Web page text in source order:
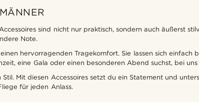
sind nicht nur praktisch, sondern auch äußerst
Note.
hervorragenden Tragekomfort. Sie lassen sich einfach
eine Gala oder einen besonderen Abend suchst, bei
Mit diesen Accessoires setzt du ein Statement und
für jeden Anlass.